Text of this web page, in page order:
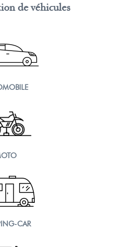
de véhicules
CAR